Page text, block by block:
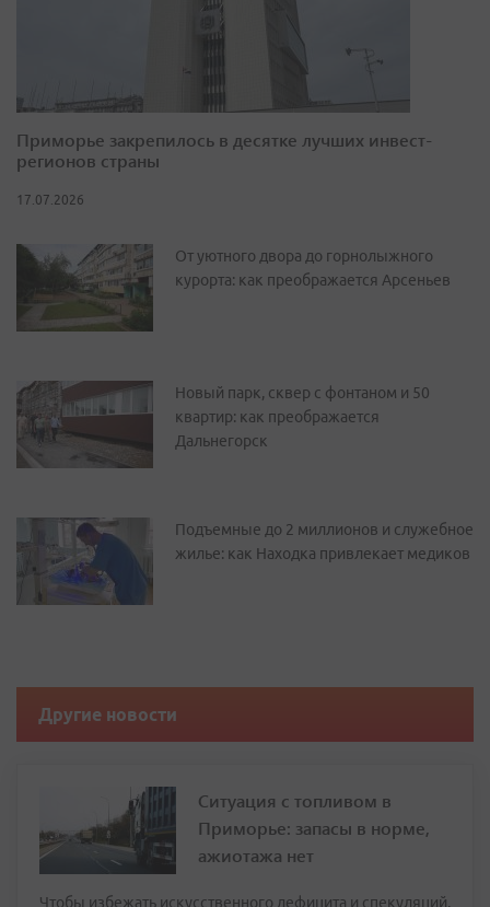
Приморье закрепилось в десятке лучших инвест-
регионов страны
17.07.2026
От уютного двора до горнолыжного
курорта: как преображается Арсеньев
Новый парк, сквер с фонтаном и 50
квартир: как преображается
Дальнегорск
Подъемные до 2 миллионов и служебное
жилье: как Находка привлекает медиков
Другие новости
Ситуация с топливом в
Приморье: запасы в норме,
ажиотажа нет
Чтобы избежать искусственного дефицита и спекуляций,